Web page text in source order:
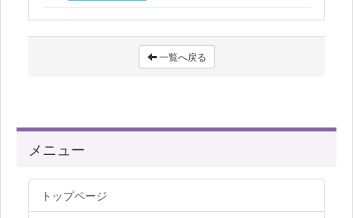
一覧へ戻る
メニュー
トップページ